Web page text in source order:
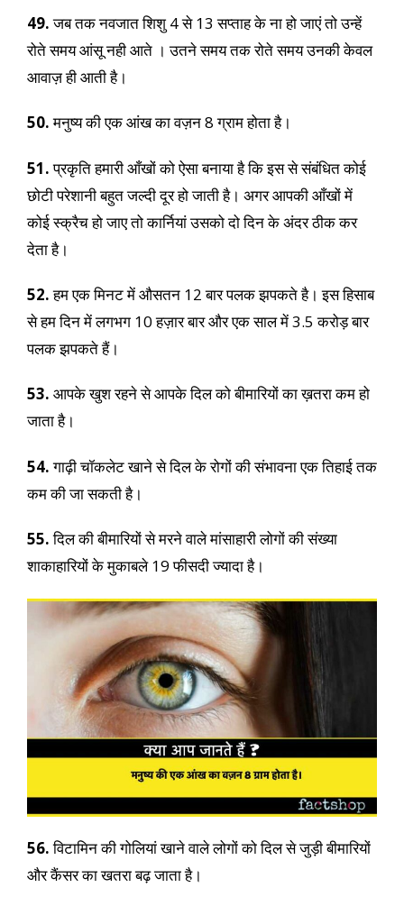
49.जब तक नवजात शिशु 4 से 13 सप्ताह के ना हो जाएं तो उन्हें
रोते समय आंसू नही आते । उतने समय तक रोते समय उनकी केवल
आवाज़ ही आती है।
50.मनुष्य की एक आंख का वज़न 8 ग्राम होता है।
51.प्रकृति हमारी आँखों को ऐसा बनाया है कि इस से संबंधित कोई
छोटी परेशानी बहुत जल्दी दूर हो जाती है। अगर आपकी आँखों में
कोई स्क्रैच हो जाए तो कार्नियां उसको दो दिन के अंदर ठीक कर
देता है।
52.हम एक मिनट में औसतन 12 बार पलक झपकते है। इस हिसाब
से हम दिन में लगभग 10 हज़ार बार और एक साल में 3.5 करोड़ बार
पलक झपकते हैं।
53. आपके खुश रहने से आपके दिल को बीमारियों का ख़तरा कम हो
जाता है।
54.गाढ़ी चॉकलेट खाने से दिल के रोगों की संभावना एक तिहाई तक
कम की जा सकती है।
55.दिल की बीमारियों से मरने वाले मांसाहारी लोगों की संख्या
शाकाहारियों के मुकाबले 19 फीसदी ज्यादा है।
56.विटामिन की गोलियां खाने वाले लोगों को दिल से जुड़ी बीमारियों
और कैंसर का खतरा बढ़ जाता है।